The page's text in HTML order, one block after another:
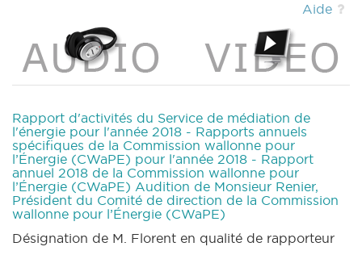
Aide
Rapport d'activités du Service de médiation de
l'énergie pour l'année 2018 - Rapports annuels
spécifiques de la Commission wallonne pour
l’Énergie (CWaPE) pour l'année 2018 - Rapport
annuel 2018 de la Commission wallonne pour
l’Énergie (CWaPE) Audition de Monsieur Renier,
Président du Comité de direction de la Commission
wallonne pour l’Énergie (CWaPE)
Désignation de M. Florent en qualité de rapporteur